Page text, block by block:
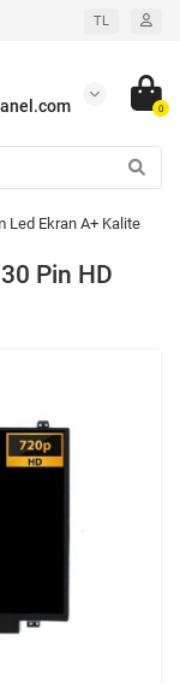
TL
0
Led Ekran A+ Kalite
Pin HD